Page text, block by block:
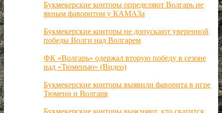
Букмекерские конторы определяют Волгарь не
явным фаворитом у КАМАЗа
Букмекерские конторы не допускают уверенной
победы Волги над Волгарем
ФК «Волгарь» одержал вторую победу в сезоне
над «Тюменью» (Видео)
Букмекерские конторы выявили фаворита в игре
Тюмени и Волгаря
Букмекерские конторы выясняют, кто скатится